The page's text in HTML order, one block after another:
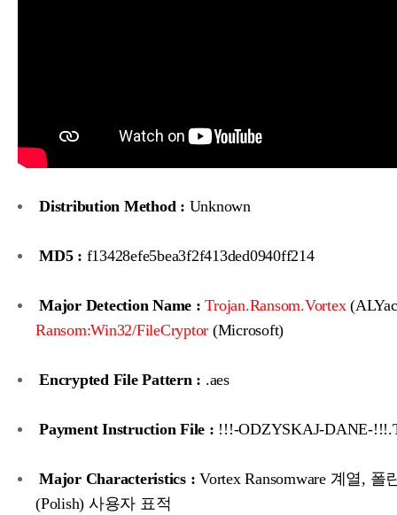
Distribution Method : Unknown
MD5 : f13428efe5bea3f2f413ded0940ff214
Major Detection Name : Trojan.Ransom.Vortex
Ransom:Win32/FileCryptor (Microsoft)
Encrypted File Pattern : .aes
Payment Instruction File : !!!-ODZYSKAJ-DANE-
Major Characteristics : Vortex Ransomware 계열, 폴
(Polish) 사용자 표적